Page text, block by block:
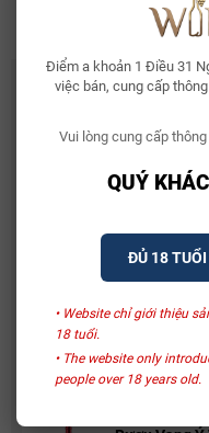
Điểm a khoản 1 Điều 31
việc bán, cung cấp
Vui lòng cung cấp
QUÝ
ĐỦ 18 TUỔI
• Website chỉ giới thiệu
18 tuổi.
• The website only
people over 18 years old.
CÓ THỂ BẠN THÍCH
Whisky
Bia Bỉ
150.000₫
Spumante
480.000₫